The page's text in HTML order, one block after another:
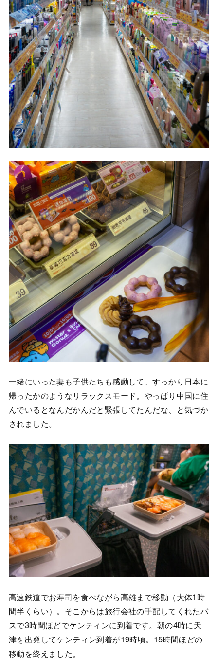
一緒にいった妻も子供たちも感動して、すっかり日本に
帰ったかのようなリラックスモード。やっぱり中国に住
んでいるとなんだかんだと緊張してたんだな、と気づか
されました。
高速鉄道でお寿司を食べながら高雄まで移動（大体1時
間半くらい）。そこからは旅行会社の手配してくれたバ
スで3時間ほどでケンティンに到着です。朝の4時に天
津を出発してケンティン到着が19時頃。15時間ほどの
移動を終えました。